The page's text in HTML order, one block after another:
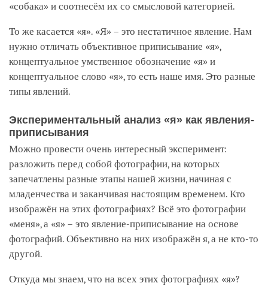
«собака» и соотнесём их со смысловой категорией.
То же касается «я». «Я» – это нестатичное явление. Нам
нужно отличать объективное приписывание «я»,
концептуальное умственное обозначение «я» и
концептуальное слово «я», то есть наше имя. Это разные
типы явлений.
Экспериментальный анализ «я» как явления-
приписывания
Можно провести очень интересный эксперимент:
разложить перед собой фотографии, на которых
запечатлены разные этапы нашей жизни, начиная с
младенчества и заканчивая настоящим временем. Кто
изображён на этих фотографиях? Всё это фотографии
«меня», а «я» – это явление-приписывание на основе
фотографий. Объективно на них изображён я, а не кто-то
другой.
Откуда мы знаем, что на всех этих фотографиях «я»?